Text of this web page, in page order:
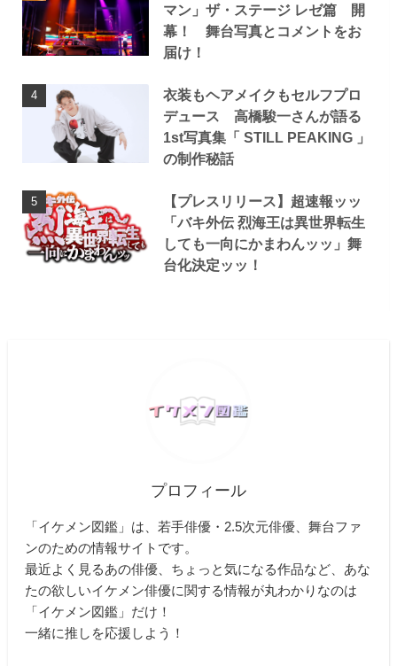
マン」ザ・ステージ レゼ篇 開
幕！ 舞台写真とコメントをお
届け！
衣装もヘアメイクもセルフプロ
デュース 高橋駿一さんが語る
1st写真集「 STILL PEAKING 」
の制作秘話
【プレスリリース】超速報ッッ
「バキ外伝 烈海王は異世界転生
しても一向にかまわんッッ」舞
台化決定ッッ！
プロフィール
「イケメン図鑑」は、若手俳優・2.5次元俳優、舞台ファ
ンのための情報サイトです。
最近よく見るあの俳優、ちょっと気になる作品など、あな
たの欲しいイケメン俳優に関する情報が丸わかりなのは
「イケメン図鑑」だけ！
一緒に推しを応援しよう！